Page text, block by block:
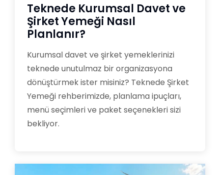
Teknede Kurumsal Davet ve
Şirket Yemeği Nasıl
Planlanır?
Kurumsal davet ve şirket yemeklerinizi
teknede unutulmaz bir organizasyona
dönüştürmek ister misiniz? Teknede Şirket
Yemeği rehberimizde, planlama ipuçları,
menü seçimleri ve paket seçenekleri sizi
bekliyor.